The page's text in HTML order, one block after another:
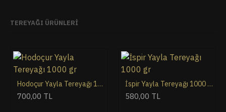
TEREYAĞI ÜRÜNLERI
Hodoçur Yayla Tereyağı 1000 gr
700,00 TL
İspir Yayla Tereyağı 1000 gr
580,00 TL